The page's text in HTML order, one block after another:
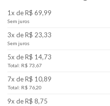
1x de R$ 69,99
Sem juros
3x de R$ 23,33
Sem juros
5x de R$ 14,73
Total: R$ 73,67
7x de R$ 10,89
Total: R$ 76,20
9x de R$ 8,75